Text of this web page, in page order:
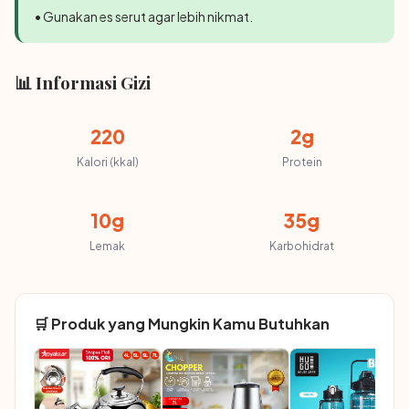
• Gunakan es serut agar lebih nikmat.
📊 Informasi Gizi
220
Kalori (kkal)
2g
Protein
10g
Lemak
35g
Karbohidrat
🛒 Produk yang Mungkin Kamu Butuhkan